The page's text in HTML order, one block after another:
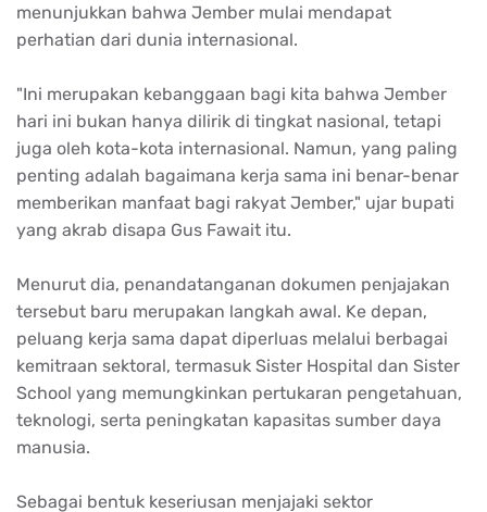
menunjukkan bahwa Jember mulai mendapat
perhatian dari dunia internasional.
"Ini merupakan kebanggaan bagi kita bahwa Jember
hari ini bukan hanya dilirik di tingkat nasional, tetapi
juga oleh kota-kota internasional. Namun, yang paling
penting adalah bagaimana kerja sama ini benar-benar
memberikan manfaat bagi rakyat Jember," ujar bupati
yang akrab disapa Gus Fawait itu.
Menurut dia, penandatanganan dokumen penjajakan
tersebut baru merupakan langkah awal. Ke depan,
peluang kerja sama dapat diperluas melalui berbagai
kemitraan sektoral, termasuk Sister Hospital dan Sister
School yang memungkinkan pertukaran pengetahuan,
teknologi, serta peningkatan kapasitas sumber daya
manusia.
Sebagai bentuk keseriusan menjajaki sektor